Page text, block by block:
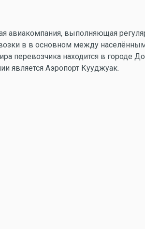
авиакомпания, выполняющая
в в основном между
перевозчика находится в городе
является Аэропорт Кууджуак.